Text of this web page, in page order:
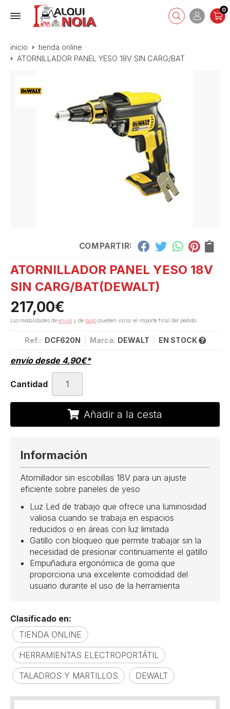
0
inicio
tienda online
ATORNILLADOR PANEL YESO 18V SIN CARG/BAT
COMPARTIR:
ATORNILLADOR PANEL YESO 18V
SIN CARG/BAT(DEWALT)
217,00€
Las modalidades de envío y de pago pueden variar el importe final del pedido.
Ref.: DCF620N Marca: DEWALT EN STOCK
envío desde 4,90€*
Cantidad
Añadir a la cesta
Información
Atornillador sin escobillas 18V para un ajuste
eficiente sobre paneles de yeso
Luz Led de trabajo que ofrece una luminosidad
valiosa cuando se trabaja en espacios
reducidos o en áreas con luz limitada
Gatillo con bloqueo que permite trabajar sin la
necesidad de presionar continuamente el gatillo
Empuñadura ergonómica de goma que
proporciona una excelente comodidad del
usuario durante el uso de la herramienta
Clasificado en:
TIENDA ONLINE
HERRAMIENTAS ELECTROPORTÁTIL
TALADROS Y MARTILLOS
DEWALT